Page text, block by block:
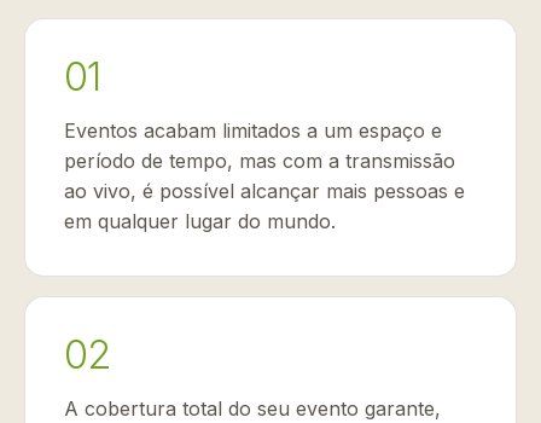
01
Eventos acabam limitados a um espaço e
período de tempo, mas com a transmissão
ao vivo, é possível alcançar mais pessoas e
em qualquer lugar do mundo.
02
A cobertura total do seu evento garante,